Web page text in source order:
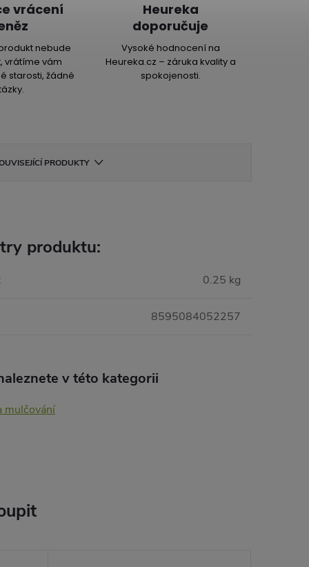
vrácení
nebude
vrátíme vám
starosti, žádné
Heureka
doporučuje
Vysoké hodnocení na
Heureka.cz – záruka kvality a
spokojenosti.
PRODUKTY
produktu:
0.25 kg
8595084052257
v této kategorii
mulčování